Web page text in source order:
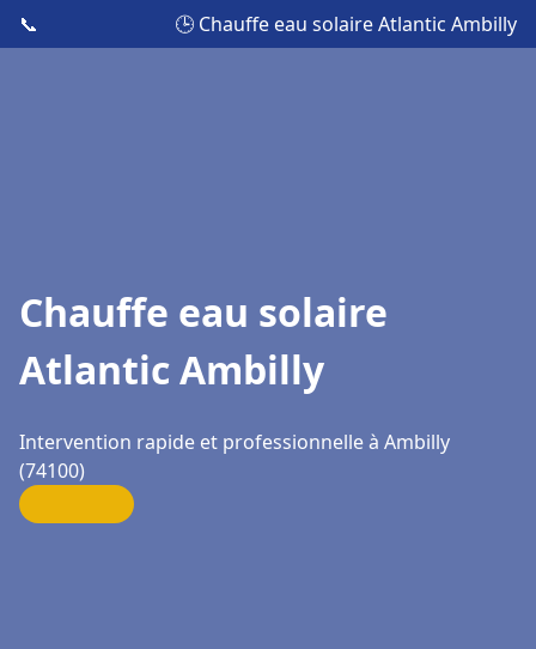
📞 🕒 Chauffe eau solaire Atlantic Ambilly
Chauffe eau solaire
Atlantic Ambilly
Intervention rapide et professionnelle à Ambilly
(74100)